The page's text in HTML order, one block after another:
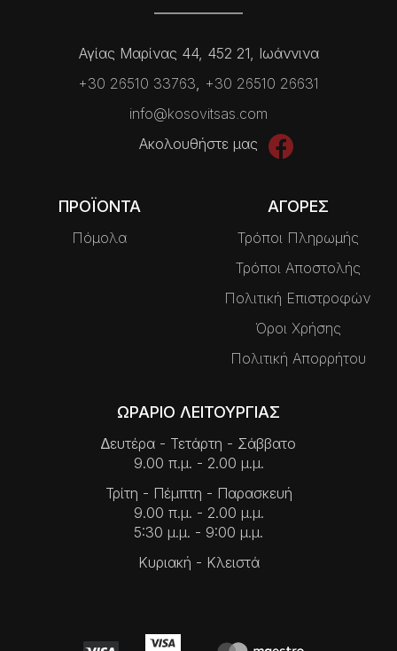
Αγίας Μαρίνας 44, 452 21, Ιωάννινα
+30 26510 33763, +30 26510 26631
info@kosovitsas.com
Ακολουθήστε μας
ΠΡΟΪΟΝΤΑ
Πόμολα
ΑΓΟΡΕΣ
Τρόποι Πληρωμής
Τρόποι Αποστολής
Πολιτική Επιστροφών
Όροι Χρήσης
Πολιτική Απορρήτου
ΩΡΑΡΙΟ ΛΕΙΤΟΥΡΓΙΑΣ
∆ευτέρα - Τετάρτη - Σάββατο
9.00 π.μ. - 2.00 μ.μ.
Τρίτη - Πέμπτη - Παρασκευή
9.00 π.μ. - 2.00 μ.μ.
5:30 μ.μ. - 9:00 μ.μ.
Κυριακή - Κλειστά